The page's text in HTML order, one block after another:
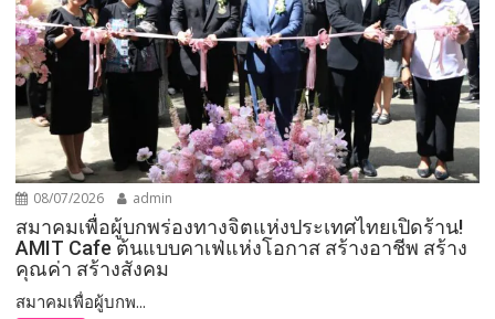
08/07/2026 admin
สมาคมเพื่อผู้บกพร่องทางจิตแห่งประเทศไทยเปิดร้าน!
AMIT Cafe ต้นแบบคาเฟ่แห่งโอกาส สร้างอาชีพ สร้าง
คุณค่า สร้างสังคม
สมาคมเพื่อผู้บกพ...